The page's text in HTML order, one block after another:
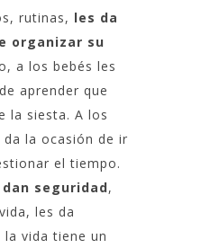
rutinas, les da
organizar su
a los bebés les
aprender que
la siesta. A los
la ocasión de ir
el tiempo.
seguridad,
les da
vida tiene un